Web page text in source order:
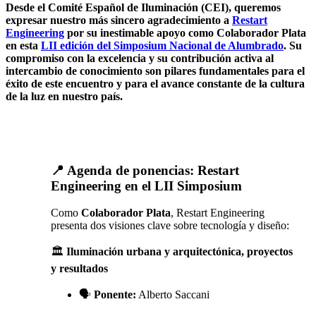
Desde el Comité Español de Iluminación (CEI), queremos
expresar nuestro más sincero agradecimiento a Restart
Engineering por su inestimable apoyo como Colaborador Plata
en esta LII edición del Simposium Nacional de Alumbrado. Su
compromiso con la excelencia y su contribución activa al
intercambio de conocimiento son pilares fundamentales para el
éxito de este encuentro y para el avance constante de la cultura
de la luz en nuestro país.
📍 Agenda de ponencias: Restart
Engineering en el LII Simposium
Como Colaborador Plata, Restart Engineering
presenta dos visiones clave sobre tecnología y diseño:
🏛️ Iluminación urbana y arquitectónica, proyectos
y resultados
🗣️ Ponente: Alberto Saccani